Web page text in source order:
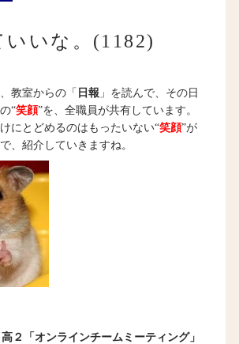
いいな。(1182)
教室からの「 日報 」を読んで、その日
“笑顔”を、全職員が共有しています。
にとどめるのはもったいない“笑顔”が
、紹介していきますね。
２「オンラインチームミーティング」